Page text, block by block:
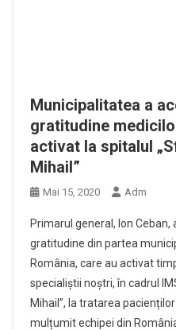
Municipalitatea a
gratitudine
activat la spitalul
Mihail”
Mai 15, 2020 Adm
Primarul general, Ion
gratitudine din partea
România, care au activat
specialiștii noștri, în cadrul
Mihail”, la tratarea
mulțumit echipei din